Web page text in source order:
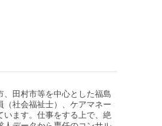
、田村市等を中心とした福島
社会福祉士）、ケアマネー
ます。仕事をする上で、絶